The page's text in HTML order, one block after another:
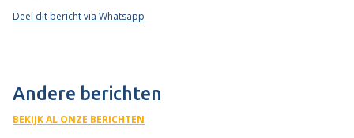
Deel dit bericht via Whatsapp
Andere berichten
BEKIJK AL ONZE BERICHTEN